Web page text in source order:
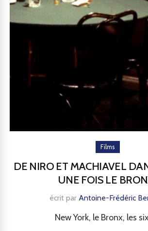
Films
DE NIRO ET MACHIAVEL
UNE FOIS LE
écrit par Antoine-Frédéric
New York, le Bronx, les